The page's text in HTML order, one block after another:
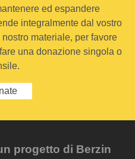
ed espandere
integralmente dal vostro
materiale, per favore
una donazione singola o
progetto di Berzin